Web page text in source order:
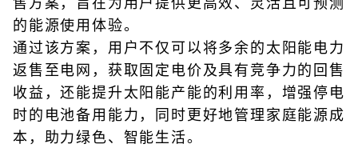
的能源使用体验。
通过该方案，用户不仅可以将多余的太阳能电力
返售至电网，获取固定电价及具有竞争力的回售
收益，还能提升太阳能产能的利用率，增强停电
时的电池备用能力，同时更好地管理家庭能源成
本，助力绿色、智能生活。